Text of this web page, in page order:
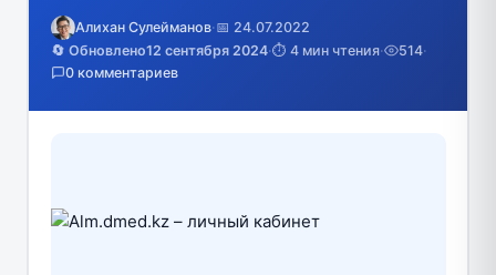
Алихан Сулейманов·📅 24.07.2022
🔄 Обновлено12 сентября 2024·⏱️ 4 мин чтения· 514·
0 комментариев